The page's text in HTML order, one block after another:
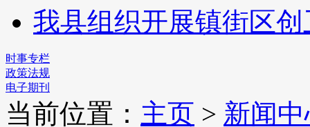
我县组织开展镇街区
时事专栏
政策法规
电子期刊
当前位置： 主页 > 新闻